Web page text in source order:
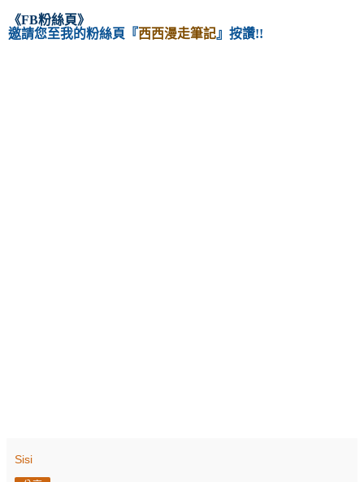
《FB粉絲頁》
邀請您至我的粉絲頁
『西西漫走筆記』按讚!!
Sisi